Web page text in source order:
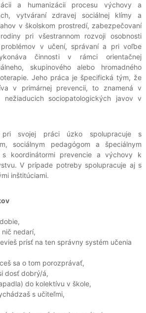
a humanizácii procesu výchovy a
vytváraní zdravej sociálnej klímy a
v školskom prostredí, zabezpečovaní
pri všestrannom rozvoji osobnosti
v učení, správaní a pri voľbe
činnosti v rámci orientačnej
skupinového alebo hromadného
Jeho práca je špecifická tým, že
v primárnej prevencii, to znamená v
nežiaducich sociopatologických javov v
pri svojej práci úzko spolupracuje s
sociálnym pedagógom a špeciálnym
koordinátormi prevencie a výchovy k
V prípade potreby spolupracuje aj s
inštitúciami.
nedarí,
prísť na ten správny systém učenia
sa o tom porozprávať,
dosť dobrý/á,
do kolektívu v škole,
s učiteľmi,